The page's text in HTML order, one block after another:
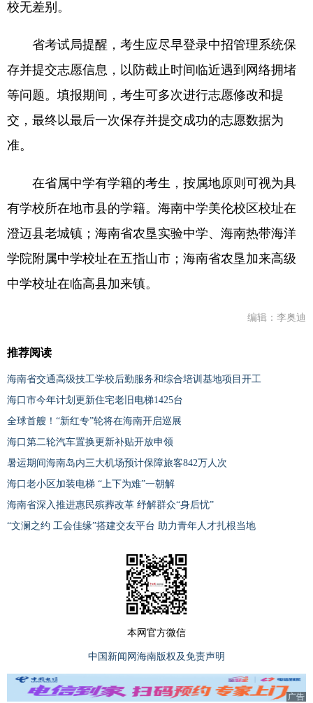
校无差别。
省考试局提醒，考生应尽早登录中招管理系统保
存并提交志愿信息，以防截止时间临近遇到网络拥堵
等问题。填报期间，考生可多次进行志愿修改和提
交，最终以最后一次保存并提交成功的志愿数据为
准。
在省属中学有学籍的考生，按属地原则可视为具
有学校所在地市县的学籍。海南中学美伦校区校址在
澄迈县老城镇；海南省农垦实验中学、海南热带海洋
学院附属中学校址在五指山市；海南省农垦加来高级
中学校址在临高县加来镇。
编辑：李奥迪
推荐阅读
海南省交通高级技工学校后勤服务和综合培训基地项目开工
海口市今年计划更新住宅老旧电梯1425台
全球首艘！“新红专”轮将在海南开启巡展
海口第二轮汽车置换更新补贴开放申领
暑运期间海南岛内三大机场预计保障旅客842万人次
海口老小区加装电梯 “上下为难”一朝解
海南省深入推进惠民殡葬改革 纾解群众“身后忧”
“文澜之约 工会佳缘”搭建交友平台 助力青年人才扎根当地
本网官方微信
中国新闻网海南版权及免责声明
广告